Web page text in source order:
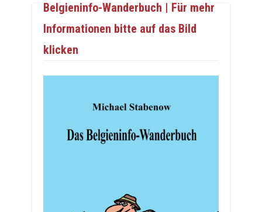
Belgieninfo-Wanderbuch | Für mehr
Informationen bitte auf das Bild
klicken